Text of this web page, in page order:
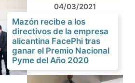
04/03/2021
Mazón recibe a los
directivos de la empresa
alicantina FacePhi tras
ganar el Premio Nacional
Pyme del Año 2020